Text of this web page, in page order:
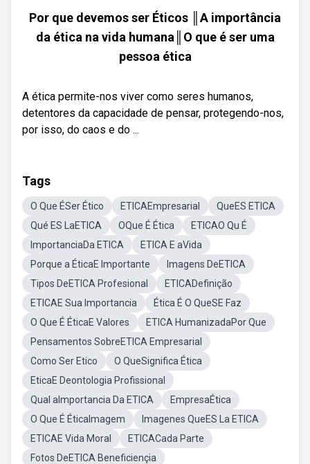
Por que devemos ser Éticos ║A importância
da ética na vida humana║O que é ser uma
pessoa ética
A ética permite-nos viver como seres humanos,
detentores da capacidade de pensar, protegendo-nos,
por isso, do caos e do ...
Tags
O Que ÉSer Ético ETICAEmpresarial
QueES ETICA
Qué ES LaETICA
OQue É Ética
ETICAO Qu É
ImportanciaDa ETICA
ETICA E aVida
Porque a ÉticaE Importante
Imagens DeETICA
Tipos DeETICA Profesional
ETICADefinição
ETICAE Sua Importancia
Ética É O QueSE Faz
O Que É ÉticaE Valores
ETICA HumanizadaPor Que
Pensamentos SobreETICA Empresarial
Como Ser Etico
O QueSignifica Ética
EticaE Deontologia Profissional
Qual aImportancia Da ETICA
EmpresaÉtica
O Que É ÉticaImagem
Imagenes QueES La ETICA
ETICAE Vida Moral
ETICACada Parte
Fotos DeETICA Beneficiençia